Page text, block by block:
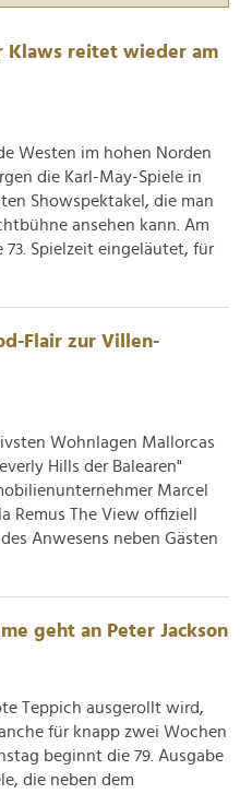
Klaws reitet wieder am
Westen im hohen Norden
die Karl-May-Spiele in
Showspektakel, die man
ansehen kann. Am
73. Spielzeit eingeläutet, für
Flair zur Villen-
Wohnlagen Mallorcas
Hills der Balearen"
Marcel
Remus The View offiziell
Anwesens neben Gästen
geht an Peter Jackson
Teppich ausgerollt wird,
für knapp zwei Wochen
beginnt die 79. Ausgabe
die neben dem